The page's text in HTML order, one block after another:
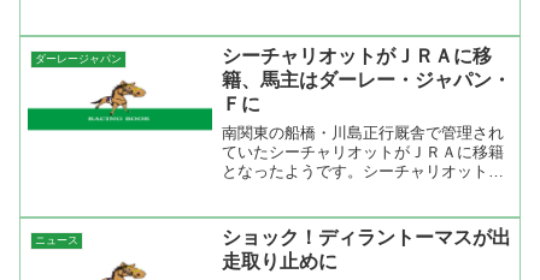
車（株）取締役相談役で元経団連会長の
奥田碩氏、生活経済ジャー...
ダーレージャパン
シーチャリオットがＪＲＡに移
籍、馬主はダーレー・ジャパン・
Ｆに
南関東の船橋・川島正行厩舎で管理され
ていたシーチャリオットがＪＲＡに移籍
となったようです。シーチャリオットの
レー・ジャパン・ファームにトレードさ
れた模様。預け先は栗東の...
ニュース
ショック！ディラントーマスが出
走取り止めに